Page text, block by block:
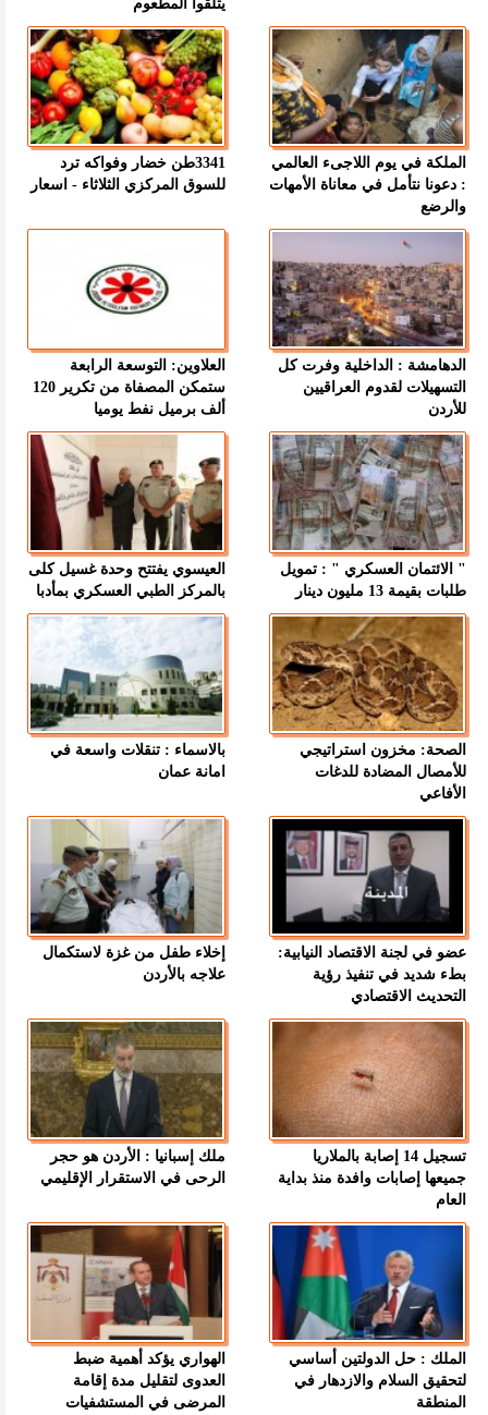
يتلقوا المطعوم
الملكة في يوم اللاجىء العالمي
: دعونا نتأمل في معاناة الأمهات
والرضع
3341طن خضار وفواكه ترد
للسوق المركزي الثلاثاء - اسعار
الدهامشة : الداخلية وفرت كل
التسهيلات لقدوم العراقيين
للأردن
العلاوين: التوسعة الرابعة
ستمكن المصفاة من تكرير 120
ألف برميل نفط يوميا
" الائتمان العسكري " : تمويل
طلبات بقيمة 13 مليون دينار
العيسوي يفتتح وحدة غسيل كلى
بالمركز الطبي العسكري بمأدبا
الصحة: مخزون استراتيجي
للأمصال المضادة للدغات
الأفاعي
بالاسماء : تنقلات واسعة في
امانة عمان
عضو في لجنة الاقتصاد النيابية:
بطء شديد في تنفيذ رؤية
التحديث الاقتصادي
إخلاء طفل من غزة لاستكمال
علاجه بالأردن
تسجيل 14 إصابة بالملاريا
جميعها إصابات وافدة منذ بداية
العام
ملك إسبانيا : الأردن هو حجر
الرحى في الاستقرار الإقليمي
الملك : حل الدولتين أساسي
لتحقيق السلام والازدهار في
المنطقة
الهواري يؤكد أهمية ضبط
العدوى لتقليل مدة إقامة
المرضى في المستشفيات